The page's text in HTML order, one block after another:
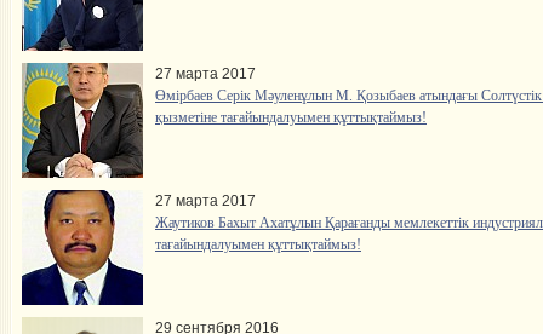
27 марта 2017
Өмірбаев Серік Мәуленұлын М. Қозыбаев атындағы Солтүстік
қызметіне тағайындалуымен құттықтаймыз!
27 марта 2017
Жаутиков Бахыт Ахатұлын Қарағанды мемлекеттік
тағайындалуымен құттықтаймыз!
29 сентября 2016